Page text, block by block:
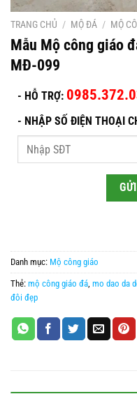
TRANG CHỦ / MỘ ĐÁ / MỘ
Mẫu Mộ công giáo
MĐ-099
- HỖ TRỢ:
- NHẬP SỐ ĐIỆN THOẠI
Danh mục: Mộ công giáo
Thẻ: mộ công giáo đá mo dao da
đôi đẹp